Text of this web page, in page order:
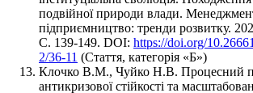
подвійної природи влади.
підприємництво: тренди розвитку.
С. 139-149. DOI: https://doi.org/
2/36-11 (Стаття, категорія «Б»)
Клочко В.М., Чуйко Н.В. Процесний
антикризової стійкості та